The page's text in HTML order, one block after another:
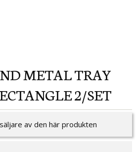
2/SET
av den här produkten